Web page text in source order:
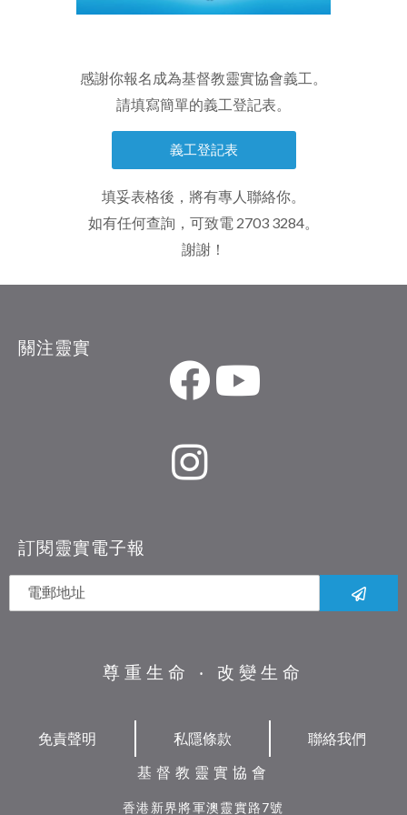
感謝你報名成為基督教靈實協會義工。
請填寫簡單的義工登記表。
義工登記表
填妥表格後，將有專人聯絡你。
如有任何查詢，可致電 2703 3284。
謝謝！
關注靈實
訂閱靈實電子報
尊重生命 ‧ 改變生命
免責聲明 私隱條款
聯絡我們
基督教靈實協會
香港新界將軍澳靈實路7號